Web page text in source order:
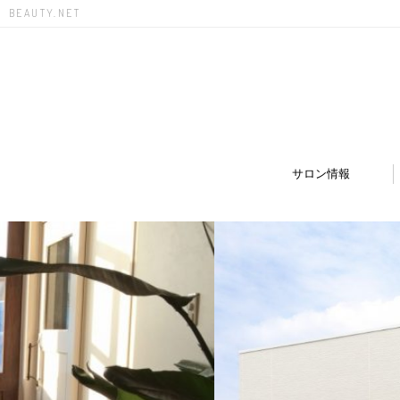
BEAUTY.NET
サロン情報